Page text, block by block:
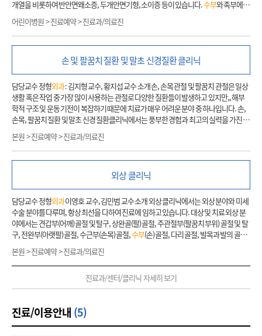
사결과지, 외부영상CD 및 약처방전을 가지고 오시면 진료에 도움이 됩니다. - 미용성형
의 목적 및 보험적용이 불가능한 질환(흉터치료 외)의 경우, 진료의뢰서를 가지고 오셔
도 건강보험 적용을 받으실 수 없습니다. 그러므로 이 경우 진료의뢰서가 필요하지 않습
니다. - 일부 질환(건강보험적용 불가능한 질환)에 대해 진료의뢰서 지참으로 보험적용
이 되었더라도 진료 후 일반(비보험)으로 변경될 수 있는 점 양지 바랍니다. - 수술 일정 변
경시에는 외래진료를 다시 보셔야 하므로, 수술예약 시 신중히 결정하시기 바랍니다. -
전 과정 - 성형외과외래를 처음 방문하시는 분들은 가장 먼저 본관 1층 현관 접수창구에
서 진료 의뢰서를 접수하고 선택 진료 확인과진료카드를 발급 받습니다. (미용 및 흉터
치료 : 진료의뢰서 불필요) - 타 병원의 외부영상 CD를 가져오신 분들은 본관 1층 처음 오
신분(신환)접수 창구 또는 무인CD등록기에 등록해 주십시오. - 타병원의 의무기록지 및
약 처방전, 조직 슬라이드 지참하여 오신 분은 진료 시 보여 주십시오. - 현관 접수 창구 오
가 끝난 후에는 담당 직원이 검사예약 방법과 외래 예약 및 입원예약에 대해 친절히 설명
해 드립니다. - 흉터제품 사용법 설명 및 초진 진료 후 안내는 설명간호사실(성형외과맞
은편외과옆 3번테이블)에서 자세히 설명해 드립니다. - 입원 예정인 경우 수술과 관련하
여 필요한 정보를 위해 추가적인 문진표를 드립니다. 작성하셔서 간호직원에게 제출하
시기 바랍니다. - 수술 예정인 경우 아스피린, 항응고제, 혈전용해제, 혈액순환개선제 등
을 복용 중인 분은 반드시 의료진에게 알려주십시오. (수술시 다량 출혈로 위험할 수 있
습니다.) - 이상의 진료절차를 모두 마친 후
을 하십시오. 처방약이 있는 분들은 수납 맞은편 처방전발행기에서 처방전을 받으신 다
음, 외부약국에서 약을 받으십시오. - 원내약의 경우(보톡스 등), 수납 후 외래약국에서
약을 받아 진료실로 재방문하셔서 치료를 받으시면 됩니다.
개열을 비롯하여 반안면왜소증, 두개안면기형, 소이증 등이 있습니다.수부와 족부에 발
생하는 선천성 기형인 다지증, 합지증부터 거대지, 윤상수축대 증후군과 같은 희귀 기형
도 전문적으로 다루고 있으며 가족력이 있는 수족부의 선천성 기형에 대해 유전검사 및
상담을 시행하고 있습니다. 기타 외상 후 기형 및 흉터, 피부 종양에 대한 치료도 시행하
고 있습니다. 소아 환자의 경우 안면부의 성장 속도가 빠르고 신체적 기형에 따른 정신적
인 상처를 입기 쉬우므로 적절한 시기에 최선의 의료진에 의해 치료가 이루어져야 하며,
서로 관련이 있는 다른 전문 진료과와의 긴밀한 협조 하에 치료가 이루어져야 합니다. 이
런 점에서 저희 소아성형외과는 30여년간의 국내 최고의 진료 경험과 성과를 바탕으로,
교정 치과, 소아신경외과, 소아이비인후과, 소아영상의학과, 소아마취과, 언어치료실
등과 함께 긴밀한 협진 체계를 구축하고 있습니다. 그 결과 국내뿐만 아니라 세계 각국의
어린이를 성공적으로 치료하여 최고의 성과를 내고 있습니다. 서울대학교어린이병원
소아성형외과는 세계 최고 수준의 진료를 하기 위해 선천성 기형의 치료에 대해 지속적
인 연구를 수행하고 있으며, 어린이들에게 희망과 꿈을 주는 진료를 위해 끊임없이 노력
할 것입니다. 1. 주요 질환명 구순구개열, 반안면왜소증, 두개안면기형, 소이증 선천성
수부및 족부 기형, 외상 후 기형 및 흉터, 피부 종양 2. 예약 전 유의사항 교수님의 전공분
야를 확인 후에 진료예약을 하시기 바랍니다. 3. 진료 전 유의사항 - 첫 진료를 받는 환자
는 1,2차 의료기관에서 받은 진료의뢰서 및 최근 검사 결과지를 가지고 오시면 진료에 도
(안내 맞은편)에서 등록해 주십시오.
어린이병원 > 진료예약 > 진료과/의료진
손 및 팔꿈치 질환 및 말초 신경질환 클리닉
담당교수 정형외과: 김지형 교수, 황지섭 교수 소개 손, 손목 관절 및 팔꿈치 관절은 일상
생활 혹은 작업 중 가장 많이 사용하는 관절로 다양한 질환들이 발생하고 있지만,, 해부
학적 구조 및 운동 기전이 복잡하기 때문에 치료가 매우 어려운 분야 중 하나입니다. 손,
손목, 팔꿈치 질환 및 말초 신경 질환클리닉에서는 풍부한 경험과 최고의 실력을 가진 의
료진들이 치료에 최선을 다하고 있습니다. 대상 및 치료 손, 손목 및 팔꿈치에 발생하는
모든 근골격계 질환과 말초 신경 질환에 대하여 진료를 시행하고 있습니다. 또한, 발병률
이 매우 드물거나 치료법이 아직 정립되지 않은 희귀 난치성 질환에 대해서도 진료를 시
행하고 있습니다. 대표적인 손의 질환에는 손의 선천성 이상, 후천성 변형, 방아쇠 수지,
드꿔벵씨 병(de Quervain’s disease), 건초염, 손끝 관절염, 엄지 뿌리 관절 관절염(basa
l joint arthritis of thumb), 듀피트렌씨 병 및수부에 발생하는 양성 종양 등이 있으며, 손
목 관절의 질환에는 주상골불유합, 키엔벡씨 병, 손목 관절의 골관절염, 원위요척 관절
불안정성, 삼각 섬유 연골 복합체 파열 및 척골 충돌 증후군 등이 있습니다. 또한 팔꿈치
관절 주위의 질환으로는 외상과염(테니스 엘보우), 내상과염, 주관절골관절염 및 주관
절강직증 등이 있습니다. 상지의 대표적인 말초 신경 질환에는 손목 터널 증후군(수근관
증후군) 및 팔꿈치 터널 증후군(주관 증후군)이 있습니다. 손 저림, 손의 감각 이상 및 손
의 근력 감소 등의 증상이 발생할 수 있는 말초 신경 질환은 정확한 진단과 확실한 감압술
이 필수적이며, 경추추간판 질환 혹은 흉곽 출구 증후군(Thoracic outlet syndrome)과
의 감별 진단이 매우 중요합니다. 대표적인 말초 신경 포착 증후군에는 손목 터널 증후군
(수근관 증후군), 팔꿈치 터널 증후군(주관 증후군)이 있으며, 저희 클리닉에서 이들 질환
료 후 매우 만족스러운 결과를 얻고 있습니다. 또한, 진단이 모호하거나 다른 병원에서
수술 후 결과가 만족스럽지 못한 환자들에 대해서도 최선을 다하여 진료에 임하고 있습
본원 > 진료예약 > 진료과/의료진
외상 클리닉
담당교수 정형외과이영호 교수, 김민범 교수 소개 외상 클리닉에서는 외상 분야와 미세
수술 분야를 다루며, 항상 최선을 다하여 진료에 임하고 있습니다. 대상 및 치료 외상 분
야에서는 견갑부(어깨) 골절 및 탈구, 상완골(팔) 골절, 주관절부(팔꿈치 부위) 골절 및 탈
구, 전완부(아랫팔) 골절, 수근부(손목) 골절,수부(손) 골절, 다리 골절, 발목과 발의 골절
과 같은 골과 관절 손상 분야와 각 부위의 연부 조직(근육, 힘줄, 인대, 신경, 혈관, 피부) 손
상을 치료 대상으로 하고 있습니다. 미세수술 분야에서는 급성 외상인 경우 혈관과 신경
의 현미경을 사용한 접합, 사지 및 손가락과 발가락 절단의 현미경을 사용한 접합을 치료
대상으로 하고 있습니다. 급성 외상 이외에 연부 조직 결손의 재건, 연부 조직 변형 및 구
축의 재건, 골 결손의 재건, 사지 및 손가락의 재건과 같이 현미경을 사용한 피판술, 생골
본원 > 진료예약 > 진료과/의료진
진료과/센터/클리닉 자세히 보기
진료/이용안내 (5)